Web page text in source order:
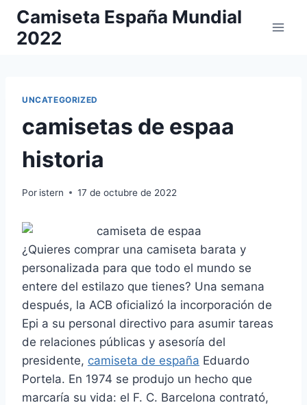
Saltar
contenido
Camiseta España Mundial
2022
UNCATEGORIZED
camisetas de espaa
historia
Por istern 17 de octubre de 2022
¿Quieres comprar una camiseta barata y
personalizada para que todo el mundo se
entere del estilazo que tienes? Una semana
después, la ACB oficializó la incorporación de
Epi a su personal directivo para asumir tareas
de relaciones públicas y asesoría del
presidente, camiseta de españa Eduardo
Portela. En 1974 se produjo un hecho que
marcaría su vida: el F. C. Barcelona contrató,